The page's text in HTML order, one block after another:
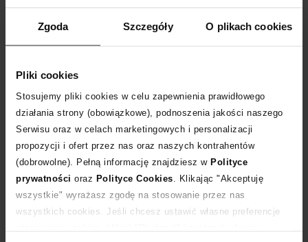
Zgoda Szczegóły O plikach cookies
Pliki cookies
Stosujemy pliki cookies w celu zapewnienia prawidłowego
działania strony (obowiązkowe), podnoszenia jakości naszego
Serwisu oraz w celach marketingowych i personalizacji
propozycji i ofert przez nas oraz naszych kontrahentów
(dobrowolne). Pełną informację znajdziesz w Polityce
prywatności oraz Polityce Cookies . Klikając "Akceptuję
wszystkie" wyrażasz zgodę na stosowanie przez nas
wszystkich cookies. Jeśli chcesz ustawić własne preferencje
WYBIERZ ROZMIAR
DODAJ DO KOSZYKA
14 dni na zwrot towaru
+80 punktów zyskujesz w Klubie Korzyści
Kup teraz, Zapłać później!